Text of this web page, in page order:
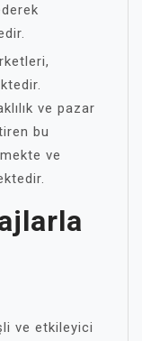
ve pazar
bu
ve
ve etkileyici